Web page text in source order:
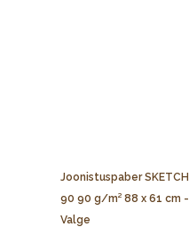
Joonistuspaber SKETCH
90 90 g/m² 88 x 61 cm -
Valge